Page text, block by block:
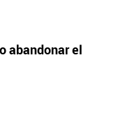
abandonar el